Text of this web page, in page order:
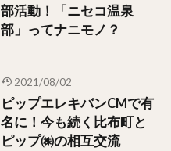
部活動！「ニセコ温泉
部」ってナニモノ？
2021/08/02
ピップエレキバンCMで有
名に！今も続く比布町と
ピップ㈱の相互交流